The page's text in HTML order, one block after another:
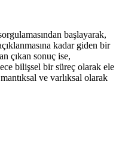
başlayarak,
kadar giden bir
çıkan sonuç ise,
bilişsel bir süreç olarak ele
ve varlıksal olarak